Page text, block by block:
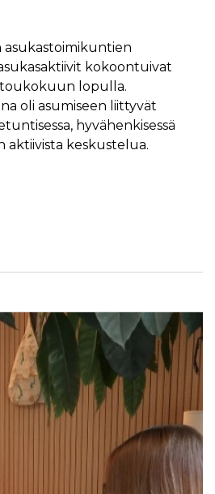
kokoontuivat
toukokuun lopulla.
oli asumiseen liittyvät
hyvähenkisessä
aktiivista keskustelua.